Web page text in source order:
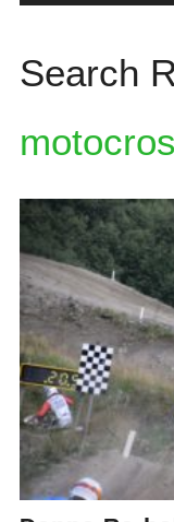
Search